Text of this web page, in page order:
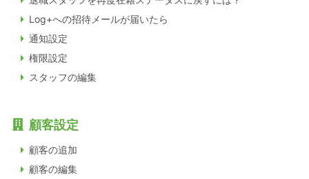
Log+への招待メールが届いたら
通知設定
権限設定
スタッフの編集
顧客設定
顧客の追加
顧客の編集